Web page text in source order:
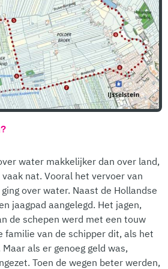
water makkelijker dan over land,
nat. Vooral het vervoer van
over water. Naast de Hollandse
jaagpad aangelegd. Het jagen,
de schepen werd met een touw
familie van de schipper dit, als het
als er genoeg geld was,
Toen de wegen beter werden,